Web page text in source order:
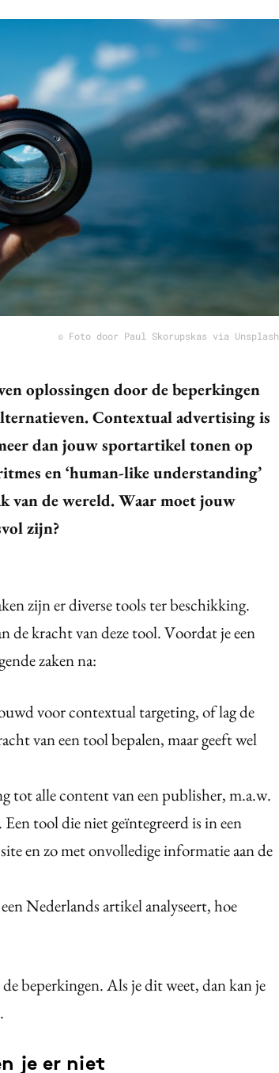
Purpose Marketing
Reputatie & crisis
© Foto door Paul Skorupskas via Unsplash
oplossingen door de beperkingen
Contextual advertising is
dan jouw sportartikel tonen op
en ‘human-like understanding’
van de wereld. Waar moet jouw
zijn?
zijn er diverse tools ter beschikking.
de kracht van deze tool. Voordat je een
zaken na:
voor contextual targeting, of lag de
van een tool bepalen, maar geeft wel
tot alle content van een publisher, m.a.w.
tool die niet geïntegreerd is in een
en zo met onvolledige informatie aan de
Nederlands artikel analyseert, hoe
beperkingen. Als je dit weet, dan kan je
je er niet